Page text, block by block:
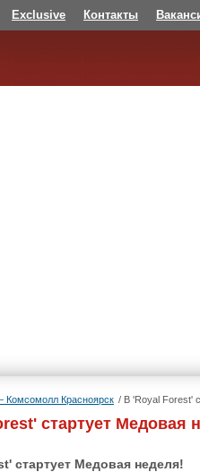
Exclusive Контакты
Комсомолл Красноярск В 'Royal Forest'
стартует Медовая
стартует Медовая неделя!